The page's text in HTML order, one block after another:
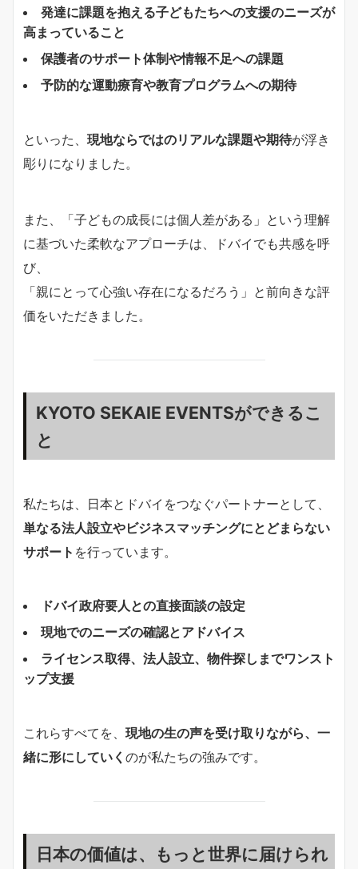
発達に課題を抱える子どもたちへの支援のニーズが
高まっていること
保護者のサポート体制や情報不足への課題
予防的な運動療育や教育プログラムへの期待
といった、 現地ならではのリアルな課題や期待が浮き
彫りになりました。
また、「子どもの成長には個人差がある」という理解
に基づいた柔軟なアプローチは、ドバイでも共感を呼
び、
「親にとって心強い存在になるだろう」と前向きな評
価をいただきました。
KYOTO SEKAIE EVENTSができるこ
と
私たちは、日本とドバイをつなぐパートナーとして、
単なる法人設立やビジネスマッチングにとどまらない
サポート を行っています。
ドバイ政府要人との直接面談の設定
現地でのニーズの確認とアドバイス
ライセンス取得、法人設立、物件探しまでワンスト
ップ支援
これらすべてを、 現地の生の声を受け取りながら、一
緒に形にしていく のが私たちの強みです。
日本の価値は、もっと世界に届けられ